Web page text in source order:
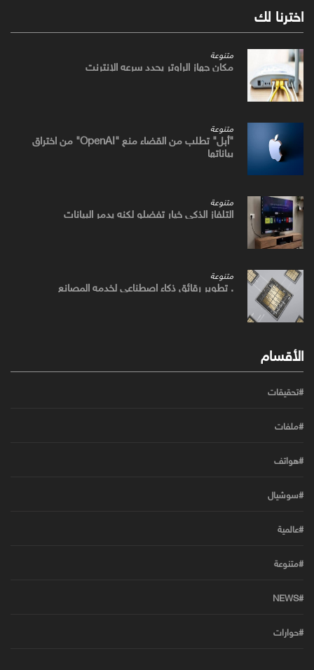
اخترنا لك
متنوعة
مكان جهاز الراوتر يحدد سرعه الإنترنت
متنوعة
"أبل" تطلب من القضاء منع "OpenAI" من اختراق
بياناتها
متنوعة
التلفاز الذكي خيار تفضلو لكنه يدمر البيانات
متنوعة
. تطوير رقائق ذكاء اصطناعي لخدمه المصانع
الأقسام
#تحقيقات
#ملفات
#هواتف
#سوشيال
#عالمية
#متنوعة
#NEWS
#حوارات